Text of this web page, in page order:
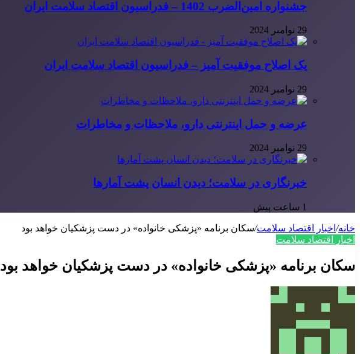
جشنواره امین‌الضرب 1402 – فدراسیون اقتصاد سلامت ایران
29 نوامبر 2024
یک اصلاح موفقیت آمیز – فدراسیون اقتصاد سلامت ایران
29 نوامبر 2024
عرضه و حمل اینترنتی دارو، ملاحظات و مخاطرات
29 نوامبر 2024
خبرنگاری در سلامت؛ دیدن انسان پشت آمارها
1 ساعت پیش
خانه/ اخبار اقتصاد سلامت/سکان برنامه «پزشکی خانواده» در دست پزشکیان خواهد بود
اخبار اقتصاد سلامت
سکان برنامه «پزشکی خانواده» در دست پزشکیان خواهد بود